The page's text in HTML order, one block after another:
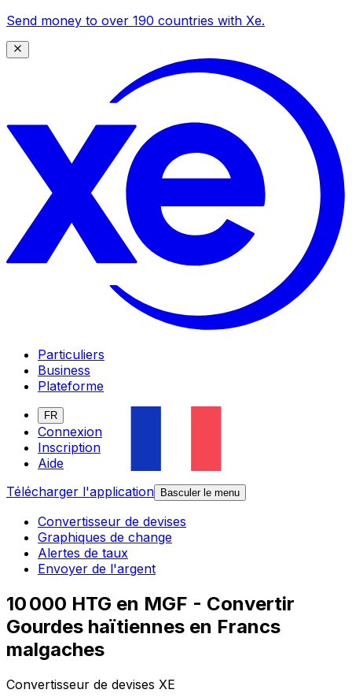
Send money to over 190 countries with Xe.
Particuliers
Business
Plateforme
FR
Connexion
Inscription
Aide
Télécharger l'application
Basculer le menu
Convertisseur de devises
Graphiques de change
Alertes de taux
Envoyer de l'argent
10 000 HTG en MGF - Convertir
Gourdes haïtiennes en Francs
malgaches
Convertisseur de devises XE